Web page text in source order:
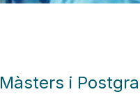
Màsters i